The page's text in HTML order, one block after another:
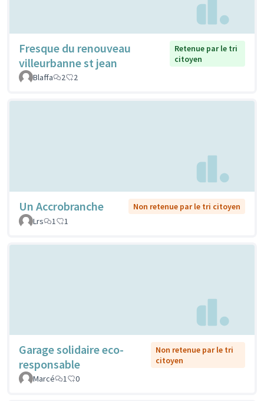
Fresque du renouveau
villeurbanne st jean
Retenue par le tri
citoyen
Blaffa
2 2
Un Accrobranche
Non retenue par le tri citoyen
Lrs
1 1
Garage solidaire eco-
responsable
Non retenue par le tri
citoyen
Marcé
1 0